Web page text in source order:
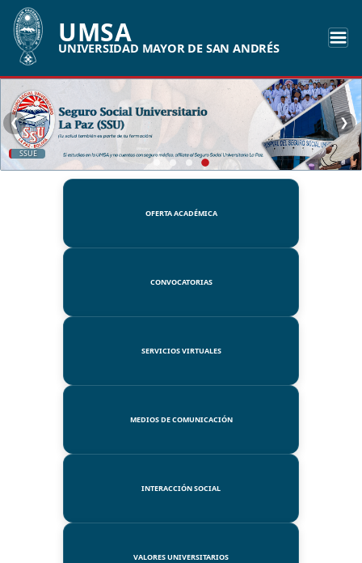
UMSA
UNIVERSIDAD MAYOR DE SAN ANDRÉS
UMSA
❮ ❯
OFERTA ACADÉMICA
CONVOCATORIAS
SERVICIOS VIRTUALES
MEDIOS DE COMUNICACIÓN
INTERACCIÓN SOCIAL
VALORES UNIVERSITARIOS